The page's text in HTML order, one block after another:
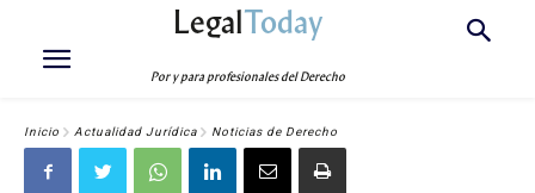
LegalToday
Por y para profesionales del Derecho
Inicio Actualidad Jurídica Noticias de Derecho